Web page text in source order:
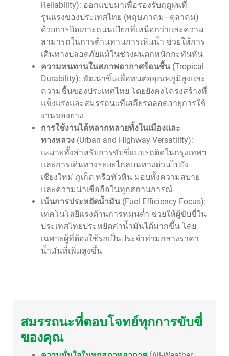
Reliability): ออกแบบมาเพื่อรองรับฤดูฝนที่
รุนแรงของประเทศไทย (พฤษภาคม–ตุลาคม)
ด้วยการยึดเกาะถนนเปียกที่เหนือกว่าและความ
สามารถในการต้านทานการเหินน้ำ ช่วยให้การ
เดินทางปลอดภัยแม้ในช่วงฝนตกหนักกะทันหัน
ความทนทานในสภาพอากาศร้อนชื้น (Tropical
Durability): พัฒนาขึ้นเพื่อทนต่ออุณหภูมิสูงและ
ความชื้นของประเทศไทย โดยยังคงโครงสร้างที่
แข็งแรงและสมรรถนะที่เสถียรตลอดอายุการใช้
งานของยาง
การใช้งานได้หลากหลายทั้งในเมืองและ
ทางหลวง (Urban and Highway Versatility):
เหมาะทั้งสำหรับการขับขี่แบบรถติดในกรุงเทพฯ
และการเดินทางระยะไกลบนทางด่วนไปยัง
เชียงใหม่ ภูเก็ต หรือหัวหิน มอบทั้งความสบาย
และความน่าเชื่อถือในทุกสถานการณ์
เน้นการประหยัดน้ำมัน (Fuel Efficiency Focus):
เทคโนโลยีแรงต้านการหมุนต่ำ ช่วยให้ผู้ขับขี่ใน
ประเทศไทยประหยัดค่าน้ำมันได้มากขึ้น โดย
เฉพาะผู้ที่ต้องใช้รถเป็นประจำท่ามกลางราคา
น้ำมันที่เพิ่มสูงขึ้น
สมรรถนะที่ตอบโจทย์ทุกการขับขี่
ของคุณ